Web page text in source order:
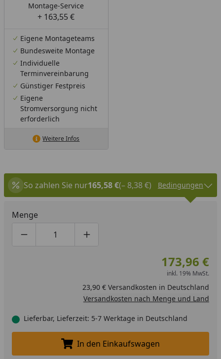
Montage-Service
+ 163,55 €
Eigene Montageteams
Bundesweite Montage
Individuelle
Terminvereinbarung
Günstiger Festpreis
Eigene
Stromversorgung nicht
erforderlich
Weitere Infos
So zahlen Sie nur165,58 €(– 8,38 €) Bedingungen
Menge
Produktmenge um eins verringern
Produktmenge manuell eingeben
Produktmenge um eins erhöhen
173,96 €
inkl. 19% MwSt.
23,90 € Versandkosten in Deutschland
Versandkosten nach Menge und Land
Lieferbar, Lieferzeit: 5-7 Werktage in Deutschland
In den Einkaufswagen legen
In den Einkaufswagen